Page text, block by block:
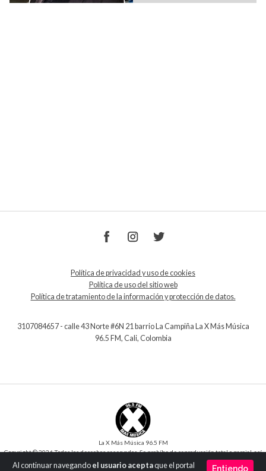
Al continuar navegando el usuario aceptaque el portal Entiendo
Política de privacidad y uso de cookies
Política de uso del sitio web
Política de tratamiento de la información y protección de datos.
3107084657 - calle 43 Norte #6N 21 barrio La Campiña La X Más Música
96.5 FM, Cali, Colombia
La X Más Música 96.5 FM
Copyright © 2026 Todos los derechos reservados. Se prohíbe de reproducción total o parcial, así
como su traducción a cualquier idioma sin la autorización escrita del titular.